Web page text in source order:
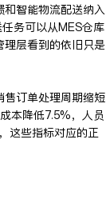
智能物流配送纳入
务可以从MES仓库
层看到的依旧只是
售订单处理周期缩短
本降低7.5%，人员
这些指标对应的正